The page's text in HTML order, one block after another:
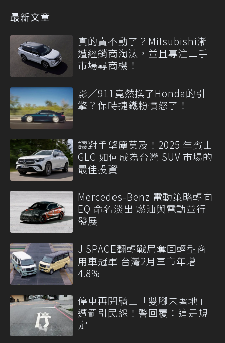
最新文章
真的賣不動了？Mitsubishi漸
遭經銷商淘汰，並且專注二手
市場尋商機！
影／911竟然換了Honda的引
擎？保時捷鐵粉憤怒了！
讓對手望塵莫及！2025 年賓士
GLC 如何成為台灣 SUV 市場的
最佳投資
Mercedes-Benz 電動策略轉向
EQ 命名淡出 燃油與電動並行
發展
J SPACE翻轉戰局奪回輕型商
用車冠軍 台灣2月車市年增
4.8%
停車再開騎士「雙腳未著地」
遭罰引民怨！警回覆：這是規
定